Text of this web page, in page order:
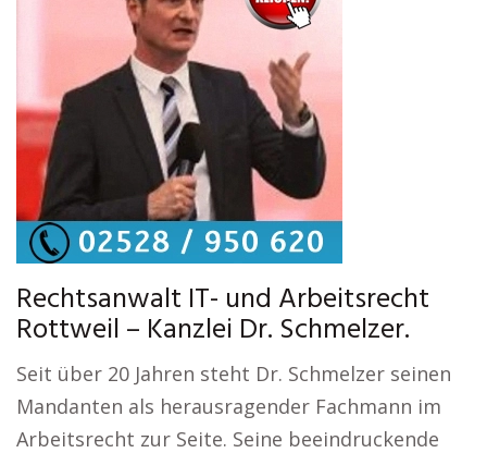
Rechtsanwalt IT- und Arbeitsrecht
Rottweil – Kanzlei Dr. Schmelzer.
Seit über 20 Jahren steht Dr. Schmelzer seinen
Mandanten als herausragender Fachmann im
Arbeitsrecht zur Seite. Seine beeindruckende